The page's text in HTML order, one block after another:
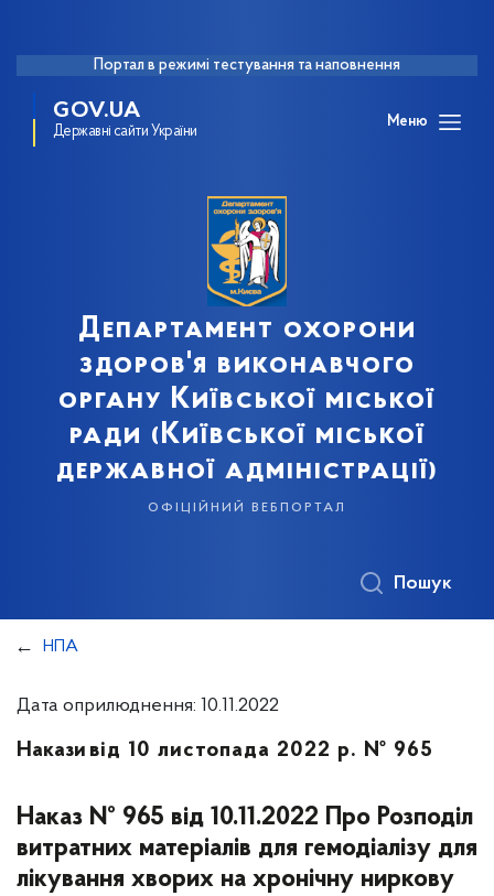
Портал в режимі тестування та наповнення
GOV.UA
Державні сайти України
Меню
Департамент охорони
здоров'я виконавчого
органу Київської міської
ради (Київської міської
державної адміністрації)
офіційний вебпортал
Пошук
НПА
Дата оприлюднення: 10.11.2022
Накази від 10 листопада 2022 р. № 965
Наказ № 965 від 10.11.2022 Про Розподіл
витратних матеріалів для гемодіалізу для
лікування хворих на хронічну ниркову